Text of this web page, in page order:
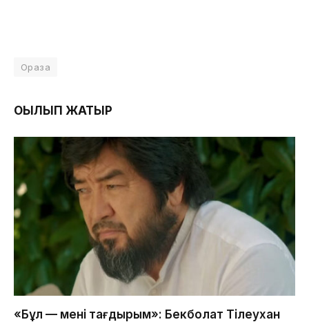
Ораза
ОҚЫЛЫП ЖАТЫР
«Бұл — менің тағдырым»: Бекболат Тілеухан